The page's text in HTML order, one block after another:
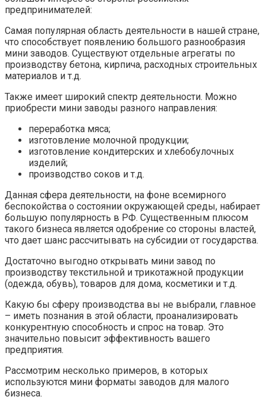
предпринимателей:
Самая популярная область деятельности в нашей стране,
что способствует появлению большого разнообразия
мини заводов. Существуют отдельные агрегаты по
производству бетона, кирпича, расходных строительных
материалов и т.д.
Также имеет широкий спектр деятельности. Можно
приобрести мини заводы разного направления:
переработка мяса;
изготовление молочной продукции;
изготовление кондитерских и хлебобулочных
изделий;
производство соков и т.д.
Данная сфера деятельности, на фоне всемирного
беспокойства о состоянии окружающей среды, набирает
большую популярность в РФ. Существенным плюсом
такого бизнеса является одобрение со стороны властей,
что дает шанс рассчитывать на субсидии от государства.
Достаточно выгодно открывать мини завод по
производству текстильной и трикотажной продукции
(одежда, обувь), товаров для дома, косметики и т.д.
Какую бы сферу производства вы не выбрали, главное
– иметь познания в этой области, проанализировать
конкурентную способность и спрос на товар. Это
значительно повысит эффективность вашего
предприятия.
Рассмотрим несколько примеров, в которых
используются мини форматы заводов для малого
бизнеса.